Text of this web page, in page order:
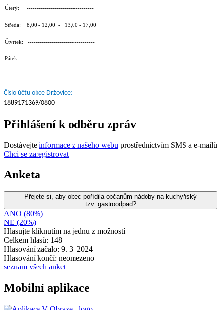
Úterý: ----------------------------------
Středa: 8,00 - 12,00 - 13,00 - 17,00
Čtvrtek: ----------------------------------
Pátek: ----------------------------------
Číslo účtu obce Držovice:
1889171369/0800
Přihlášení k odběru zpráv
Dostávejte informace z našeho webu prostřednictvím SMS a e-mailů
Chci se zaregistrovat
Anketa
Přejete si, aby obec pořídila občanům nádoby na kuchyňský
tzv. gastroodpad?
ANO (80%)
NE (20%)
Hlasujte kliknutím na jednu z možností
Celkem hlasů: 148
Hlasování začalo: 9. 3. 2024
Hlasování končí: neomezeno
seznam všech anket
Mobilní aplikace